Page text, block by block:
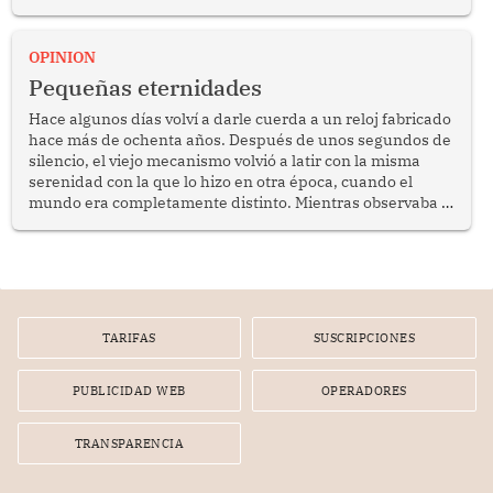
bimestrales el subsidio que reciben los beneficiarios del
reflexionar sobre la importancia de fortalecer las políticas
públicas dirigidas a los adultos mayores en pobreza.
OPINION
Pequeñas eternidades
Hace algunos días volví a darle cuerda a un reloj fabricado
hace más de ochenta años. Después de unos segundos de
silencio, el viejo mecanismo volvió a latir con la misma
serenidad con la que lo hizo en otra época, cuando el
mundo era completamente distinto. Mientras observaba el
TARIFAS SUSCRIPCIONES
PUBLICIDAD WEB OPERADORES
TRANSPARENCIA